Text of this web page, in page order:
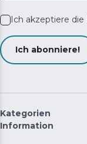
Ich akzeptiere die
Ich abonniere!
Kategorien
Information